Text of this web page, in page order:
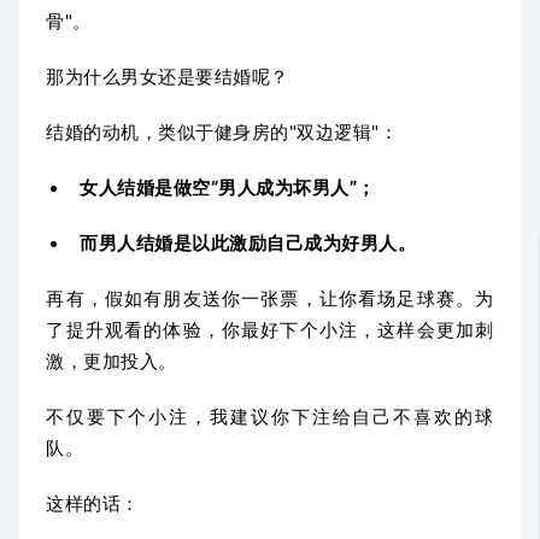
骨"。
那为什么男女还是要结婚呢？
结婚的动机，类似于健身房的"双边逻辑"：
女人结婚是做空“男人成为坏男人”；
而男人结婚是以此激励自己成为好男人。
再有，假如有朋友送你一张票，让你看场足球赛。为
了提升观看的体验，你最好下个小注，这样会更加刺
激，更加投入。
不仅要下个小注，我建议你下注给自己不喜欢的球
队。
这样的话：